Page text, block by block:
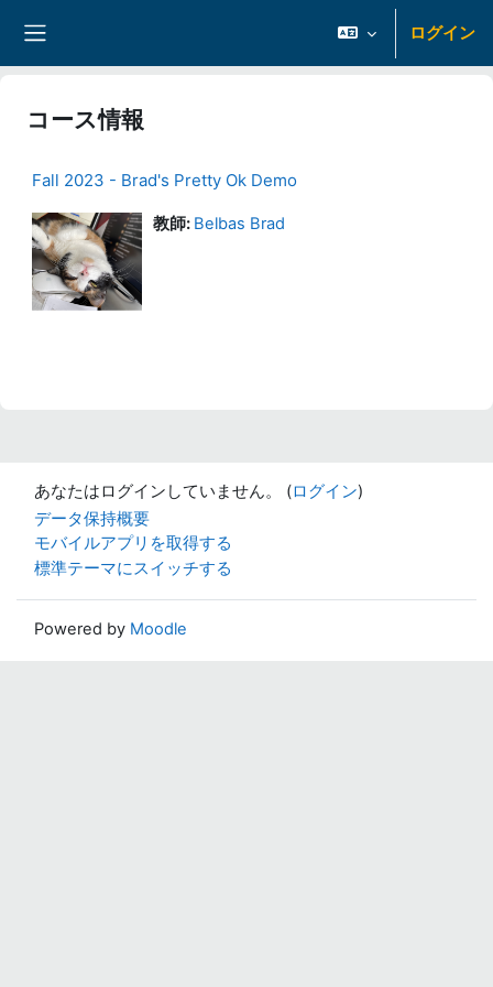
ログイン
コース情報
Fall 2023 - Brad's Pretty Ok Demo
教師: Belbas Brad
あなたはログインしていません。 (ログイン)
データ保持概要
モバイルアプリを取得する
標準テーマにスイッチする
Powered by Moodle